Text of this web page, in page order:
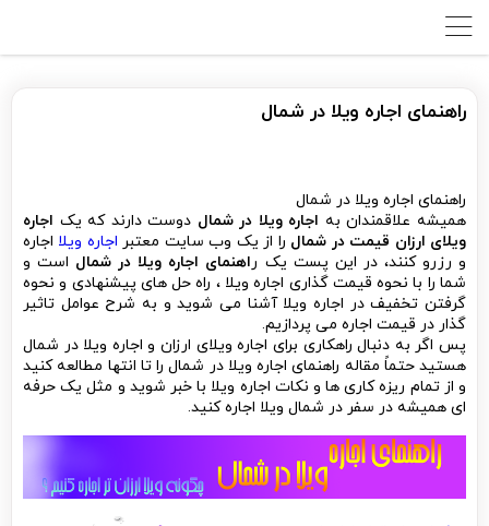
راهنمای اجاره ویلا در شمال
راهنمای اجاره ویلا در شمال
همیشه علاقمندان به اجاره ویلا در شمال دوست دارند که یک اجاره
ویلای ارزان قیمت در شمال را از یک وب سایت معتبر اجاره ویلا اجاره
و رزرو کنند، در این پست یک راهنمای اجاره ویلا در شمال است و
شما را با نحوه قیمت گذاری اجاره ویلا ، راه حل های پیشنهادی و نحوه
گرفتن تخفیف در اجاره ویلا آشنا می شوید و به شرح عوامل تاثیر
گذار در قیمت اجاره می پردازیم.
پس اگر به دنبال راهکاری برای اجاره ویلای ارزان و اجاره ویلا در شمال
هستید حتماً مقاله راهنمای اجاره ویلا در شمال را تا انتها مطالعه کنید
و از تمام ریزه کاری ها و نکات اجاره ویلا با خبر شوید و مثل یک حرفه
ای همیشه در سفر در شمال ویلا اجاره کنید.